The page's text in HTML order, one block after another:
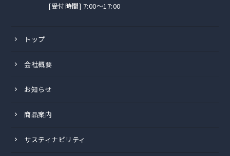
[受付時間] 7:00〜17:00
トップ
会社概要
お知らせ
商品案内
サスティナビリティ